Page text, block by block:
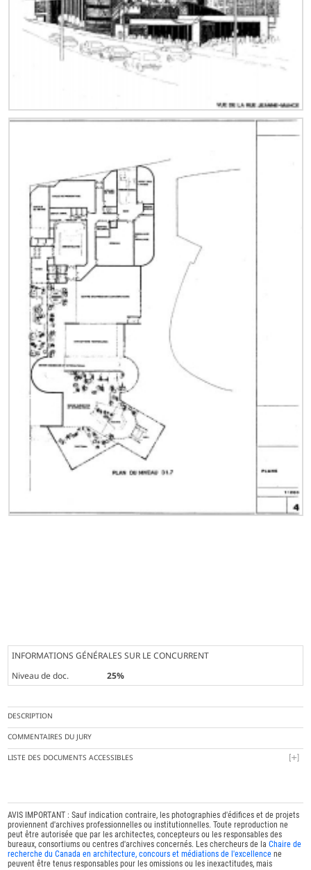
INFORMATIONS GÉNÉRALES SUR LE CONCURRENT
Niveau de doc.
25%
DESCRIPTION
COMMENTAIRES DU JURY
LISTE DES DOCUMENTS ACCESSIBLES
AVIS IMPORTANT : Sauf indication contraire, les photographies d'édifices et de projets
proviennent d'archives professionnelles ou institutionnelles. Toute reproduction ne
peut être autorisée que par les architectes, concepteurs ou les responsables des
bureaux, consortiums ou centres d'archives concernés. Les chercheurs de laChaire de
recherche du Canada en architecture, concours et médiations de l'excellence ne
peuvent être tenus responsables pour les omissions ou les inexactitudes, mais